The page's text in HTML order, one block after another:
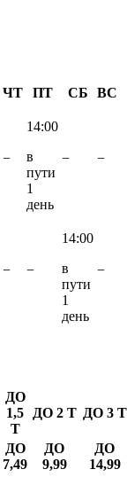
ЧТ ПТ СБ ВС
−
14:00
в
пути
1
день
− −
− −
14:00
в
пути
1
день
−
ДО
1,5
Т
ДО 2 Т ДО 3 Т
ДО
7,49
ДО
9,99
ДО
14,99